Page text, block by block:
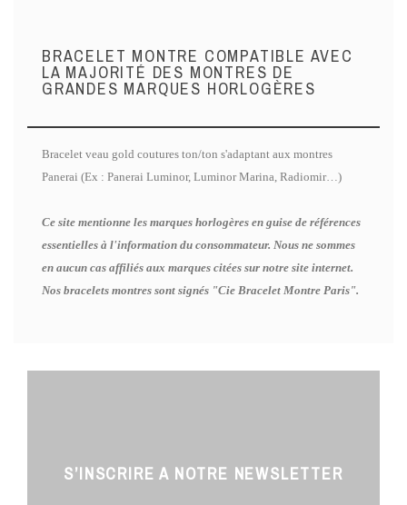
BRACELET MONTRE COMPATIBLE AVEC
LA MAJORITÉ DES MONTRES DE
GRANDES MARQUES HORLOGÈRES
Bracelet veau gold coutures ton/ton s'adaptant aux montres
Panerai (Ex : Panerai Luminor, Luminor Marina, Radiomir…)
Ce site mentionne les marques horlogères en guise de références
essentielles à l'information du consommateur. Nous ne sommes
en aucun cas affiliés aux marques citées sur notre site internet.
Nos bracelets montres sont signés "Cie Bracelet Montre Paris".
S’INSCRIRE A NOTRE NEWSLETTER